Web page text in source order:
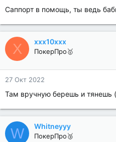
Саппорт в помощь, ты ведь
X xxx10xxx
ПокерПро🥇
27 Окт 2022
Там вручную берешь и тянешь
W Whitneyyy
ПокерПро🥉